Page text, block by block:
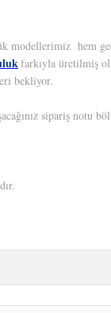
modellerimiz
farkıyla üretilmiş
bekliyor.
sipariş notu